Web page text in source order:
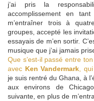
j’ai pris la
accomplissement en
m’entraîner trois à
groupes, accepté les
essayais de m’en sortir.
musique que j’ai jamais
Que s’est-il passé entre
avec Ken Vandermark ,
je suis rentré du Ghana, à
aux environs de
suivante, en plus de